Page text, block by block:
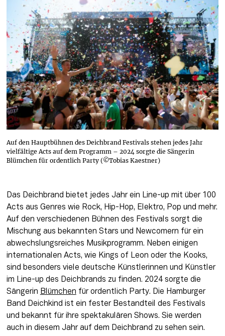
Auf den Hauptbühnen des Deichbrand Festivals stehen jedes Jahr
vielfältige Acts auf dem Programm – 2024 sorgte die Sängerin
Blümchen für ordentlich Party (©Tobias Kaestner)
Das Deichbrand bietet jedes Jahr ein Line-up mit über 100
Acts aus Genres wie Rock, Hip-Hop, Elektro, Pop und mehr.
Auf den verschiedenen Bühnen des Festivals sorgt die
Mischung aus bekannten Stars und Newcomern für ein
abwechslungsreiches Musikprogramm. Neben einigen
internationalen Acts, wie Kings of Leon oder the Kooks,
sind besonders viele deutsche Künstlerinnen und Künstler
im Line-up des Deichbrands zu finden. 2024 sorgte die
Sängerin Blümchen für ordentlich Party. Die Hamburger
Band Deichkind ist ein fester Bestandteil des Festivals
und bekannt für ihre spektakulären Shows. ​Sie werden
auch in diesem Jahr auf dem Deichbrand zu sehen sein.